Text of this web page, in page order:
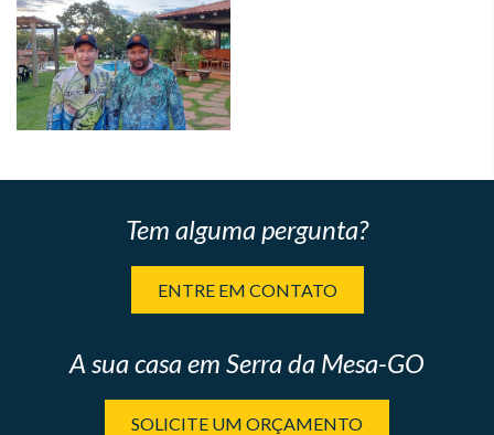
Tem alguma pergunta?
ENTRE EM CONTATO
A sua casa em Serra da Mesa-GO
SOLICITE UM ORÇAMENTO